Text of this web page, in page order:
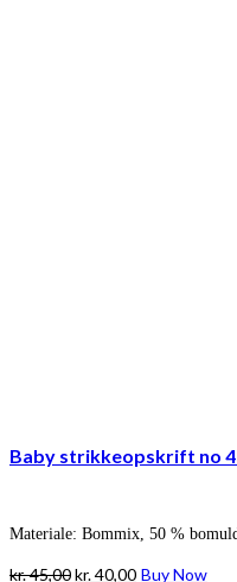
Baby strikkeopskrift no
Materiale: Bommix, 50 %
kr.45,00Den
kr.40,00Den
Buy Now